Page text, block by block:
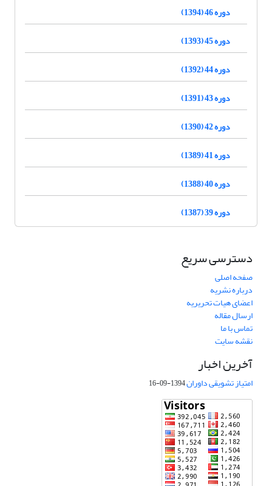
دوره 46 (1394)
دوره 45 (1393)
دوره 44 (1392)
دوره 43 (1391)
دوره 42 (1390)
دوره 41 (1389)
دوره 40 (1388)
دوره 39 (1387)
دسترسی سریع
صفحه اصلی
درباره نشریه
اعضای هیات تحریریه
ارسال مقاله
تماس با ما
نقشه سایت
آخرین اخبار
امتیاز تشویقی داوران1394-09-16